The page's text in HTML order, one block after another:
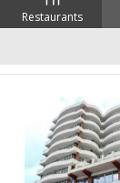
Restaurants